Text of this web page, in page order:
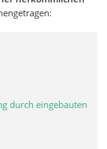
durch eingebauten